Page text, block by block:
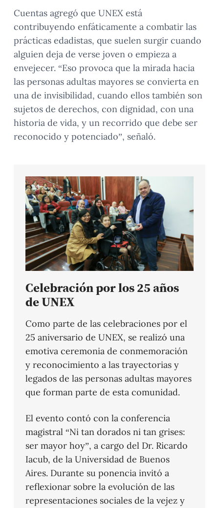
Cuentas agregó que UNEX está
contribuyendo enfáticamente a combatir las
prácticas edadistas, que suelen surgir cuando
alguien deja de verse joven o empieza a
envejecer. “Eso provoca que la mirada hacia
las personas adultas mayores se convierta en
una de invisibilidad, cuando ellos también son
sujetos de derechos, con dignidad, con una
historia de vida, y un recorrido que debe ser
reconocido y potenciado”, señaló.
Celebración por los 25 años
de UNEX
Como parte de las celebraciones por el
25 aniversario de UNEX, se realizó una
emotiva ceremonia de conmemoración
y reconocimiento a las trayectorias y
legados de las personas adultas mayores
que forman parte de esta comunidad.
El evento contó con la conferencia
magistral “Ni tan dorados ni tan grises:
ser mayor hoy”, a cargo del Dr. Ricardo
Iacub, de la Universidad de Buenos
Aires. Durante su ponencia invitó a
reflexionar sobre la evolución de las
representaciones sociales de la vejez y